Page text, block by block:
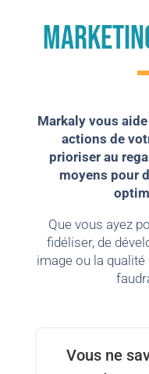
Markaly vous
actions de
prioriser au
moyens pour
Que vous ayez
fidéliser, de
image ou la
Vous ne